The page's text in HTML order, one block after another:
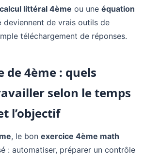
calcul littéral 4ème ou une équation
deviennent de vrais outils de
téléchargement de réponses.
de 4ème : quels
selon le temps
l’objectif
, le bon exercice 4ème math
: automatiser, préparer un contrôle